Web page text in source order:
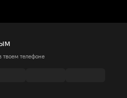
телефоне